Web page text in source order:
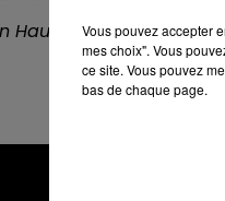
Hauts-de-France et
Vous pouvez accepter
mes choix". Vous
ce site. Vous pouvez
bas de chaque page.